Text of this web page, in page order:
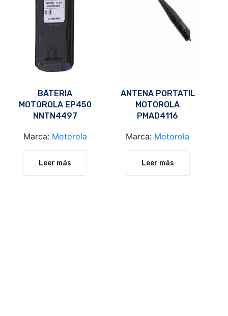
BATERIA
MOTOROLA EP450
NNTN4497
Marca: Motorola
Leer más
ANTENA PORTATIL
MOTOROLA
PMAD4116
Marca: Motorola
Leer más